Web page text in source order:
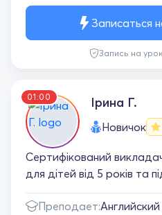
Запись на
Записаться
01:00 Ірина Г.
Новичок
Сертифікований
для дітей від 5 років та
Преподает: